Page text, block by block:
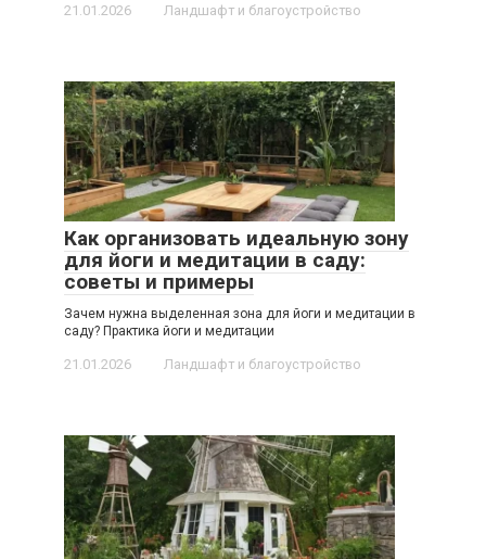
21.01.2026 Ландшафт и благоустройство
Как организовать идеальную зону
для йоги и медитации в саду:
советы и примеры
Зачем нужна выделенная зона для йоги и медитации в
саду? Практика йоги и медитации
21.01.2026 Ландшафт и благоустройство